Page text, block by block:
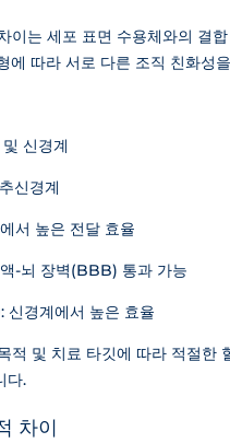
이는 세포 표면 수용체와의 결
에 따라 서로 다른 조직 친화성
신경계
신경계
서 높은 전달 효율
-뇌 장벽(BBB) 통과 가능
: 신경계에서 높은 효율
적 및 치료 타깃에 따라 적절한
다.
차이